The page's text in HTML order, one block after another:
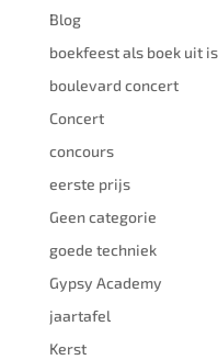
Blog
boekfeest als boek uit is
boulevard concert
Concert
concours
eerste prijs
Geen categorie
goede techniek
Gypsy Academy
jaartafel
Kerst